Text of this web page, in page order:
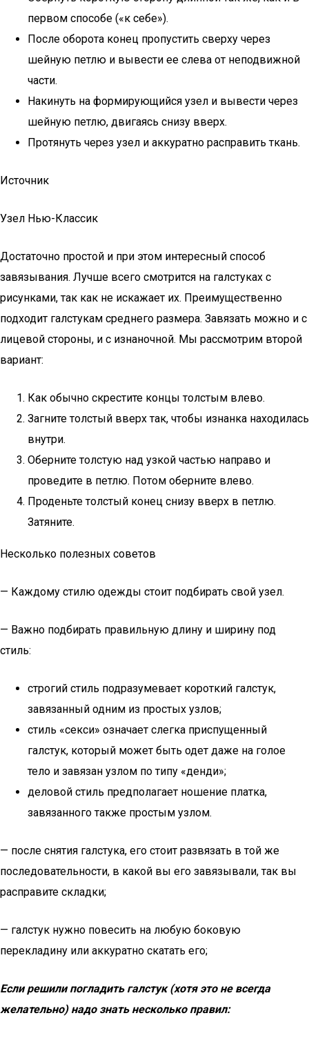
первом способе («к себе»).
После оборота конец пропустить сверху через
шейную петлю и вывести ее слева от неподвижной
части.
Накинуть на формирующийся узел и вывести через
шейную петлю, двигаясь снизу вверх.
Протянуть через узел и аккуратно расправить ткань.
Источник
Узел Нью-Классик
Достаточно простой и при этом интересный способ
завязывания. Лучше всего смотрится на галстуках с
рисунками, так как не искажает их. Преимущественно
подходит галстукам среднего размера. Завязать можно и с
лицевой стороны, и с изнаночной. Мы рассмотрим второй
вариант:
Как обычно скрестите концы толстым влево.
Загните толстый вверх так, чтобы изнанка находилась
внутри.
Оберните толстую над узкой частью направо и
проведите в петлю. Потом оберните влево.
Проденьте толстый конец снизу вверх в петлю.
Затяните.
Несколько полезных советов
— Каждому стилю одежды стоит подбирать свой узел.
— Важно подбирать правильную длину и ширину под
стиль:
строгий стиль подразумевает короткий галстук,
завязанный одним из простых узлов;
стиль «секси» означает слегка приспущенный
галстук, который может быть одет даже на голое
тело и завязан узлом по типу «денди»;
деловой стиль предполагает ношение платка,
завязанного также простым узлом.
— после снятия галстука, его стоит развязать в той же
последовательности, в какой вы его завязывали, так вы
расправите складки;
— галстук нужно повесить на любую боковую
перекладину или аккуратно скатать его;
Если решили погладить галстук (хотя это не всегда
желательно) надо знать несколько правил: